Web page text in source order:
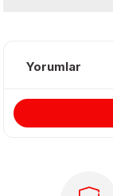
Görüş ve
Ürün resmi
Ürün fiyatı diğer
Yorumlar